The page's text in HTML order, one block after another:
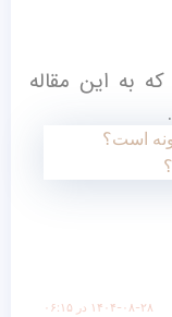
که به این مقاله
است؟
۱۴۰۴-۰۸-۲۸ در ۰۶:۱۵